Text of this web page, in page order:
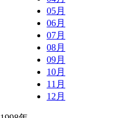
05月
06月
07月
08月
09月
10月
11月
12月